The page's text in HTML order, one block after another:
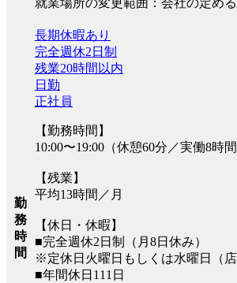
就業場所の変更範囲：会社の定め
勤
務
時
間
長期休暇あり
完全週休2日制
残業20時間以内
日勤
正社員
【勤務時間】
10:00〜19:00（休憩60分／実働8時間
【残業】
平均13時間／月
【休日・休暇】
■完全週休2日制（月8日休み）
※定休日火曜日もしくは水曜日（店
■年間休日111日